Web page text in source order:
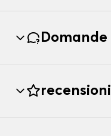
Domande
recensioni